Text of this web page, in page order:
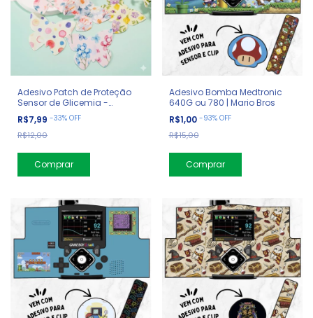
Adesivo Patch de Proteção
Sensor de Glicemia -
Borboletas
R$7,99 -33% OFF
R$12,00
Comprar
Adesivo Bomba Medtronic
640G ou 780 | Mario Bros
R$1,00 -93% OFF
R$15,00